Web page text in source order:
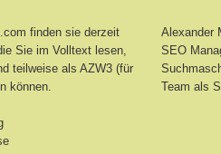
finden sie derzeit
Sie im Volltext lesen,
teilweise als AZW3 (für
können.
Alexander
SEO
Team als